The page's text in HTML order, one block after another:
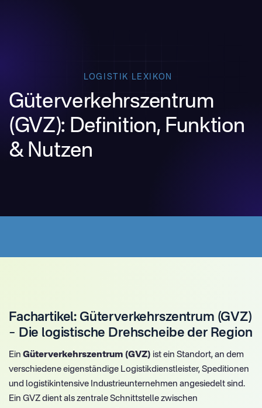
LOGISTIK LEXIKON
Güterverkehrszentrum
(GVZ): Definition, Funktion
& Nutzen
Fachartikel: Güterverkehrszentrum (GVZ)
– Die logistische Drehscheibe der Region
Ein Güterverkehrszentrum (GVZ) ist ein Standort, an dem
verschiedene eigenständige Logistikdienstleister, Speditionen
und logistikintensive Industrieunternehmen angesiedelt sind.
Ein GVZ dient als zentrale Schnittstelle zwischen